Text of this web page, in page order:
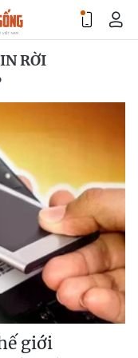
RỜI
giới